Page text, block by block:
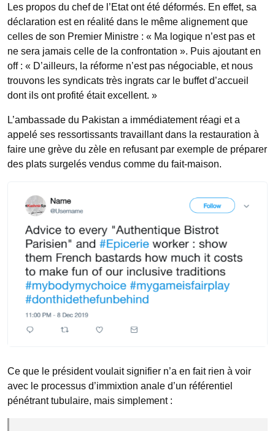
Les propos du chef de l’Etat ont été déformés. En effet, sa
déclaration est en réalité dans le même alignement que
celles de son Premier Ministre : « Ma logique n’est pas et
ne sera jamais celle de la confrontation ». Puis ajoutant en
off : « D’ailleurs, la réforme n’est pas négociable, et nous
trouvons les syndicats très ingrats car le buffet d’accueil
dont ils ont profité était excellent. »
L’ambassade du Pakistan a immédiatement réagi et a
appelé ses ressortissants travaillant dans la restauration à
faire une grève du zèle en refusant par exemple de préparer
des plats surgelés vendus comme du fait-maison.
Ce que le président voulait signifier n’a en fait rien à voir
avec le processus d’immixtion anale d’un référentiel
pénétrant tubulaire, mais simplement :